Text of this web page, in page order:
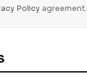
Policyagreement.